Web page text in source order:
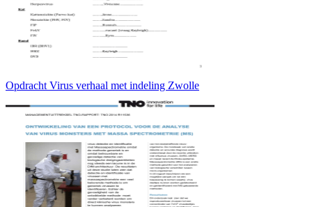
Opdracht Virus verhaal met indeling Zwolle